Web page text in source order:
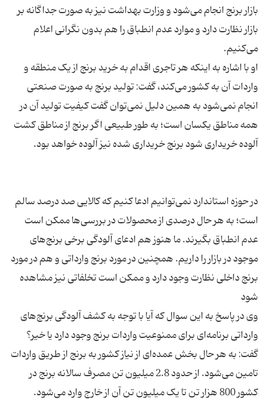
بازار برنج انجام می‌شود و وزارت بهداشت نیز به صورت جداگانه بر
بازار نظارت دارد و موارد عدم انطباق را هم بدون نگرانی اعلام
او با اشاره به اینکه هر تاجری اقدام به خرید برنج از یک منطقه و
واردات آن به کشور می‌کند، گفت: تولید برنج به صورت صنعتی
انجام نمی‌شود به همین دلیل نمی‌توان گفت کیفیت تولید آن در
همه مناطق یکسان است؛ به طور طبیعی اگر برنج از مناطق کشت
در حوزه استاندارد نمی‌توانیم ادعا کنیم که کالایی صد درصد سالم
است؛ به هر حال درصدی از محصولات در بررسی‌ها ممکن است
عدم انطباق بگیرند. ما هنوز هم ادعای آلودگی برخی برنج‌های
موجود در بازار را داریم. همچنین در مورد برنج وارداتی و هم در مورد
برنج داخلی نظارت وجود دارد و ممکن است تخلفاتی نیز مشاهده
وی در پاسخ به این سوال که آیا با توجه به کشف آلودگی برنج‌های
وارداتی برنامه‌ای برای ممنوعیت واردات برنج وجود دارد یا خیر؟
گفت: به هر حال بخش عمده‌ای از نیاز کشور به برنج از طریق واردات
تامین می‌شود. از حدود 2.8 میلیون تن مصرف سالانه برنج در
کشور 800 هزار تن تا یک میلیون تن آن از خارج وارد می‌شود.